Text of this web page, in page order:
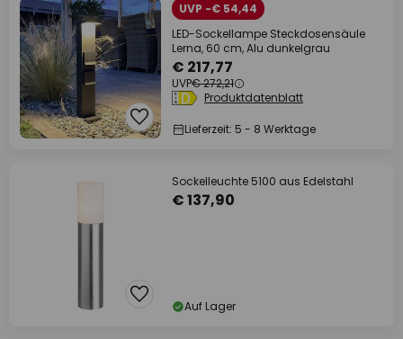
UVP -€ 54,44
LED-Sockellampe Steckdosensäule
Lerna, 60 cm, Alu dunkelgrau
€ 217,77
UVP€ 272,21
Produktdatenblatt
Lieferzeit: 5 - 8 Werktage
Sockelleuchte 5100 aus Edelstahl
€ 137,90
Auf Lager